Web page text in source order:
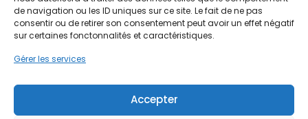
de navigation ou les ID uniques sur ce site. Le fait de ne pas
consentir ou de retirer son consentement peut avoir un effet négatif
sur certaines fonctonnalités et caractéristiques.
Gérer les services
Accepter
Mentions légales
Politique de confidentialité
Politique de cookies